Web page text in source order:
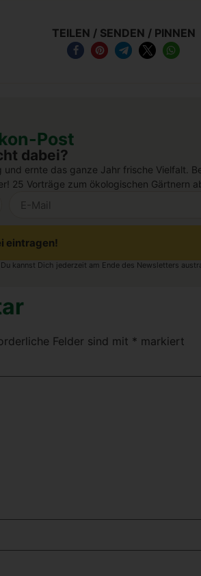
TEILEN / SENDEN / PINNEN
Post
dabei?
und ernte das ganze Jahr frische Vielfalt. B
25 Vorträge zum ökologischen Gärtnern
eintragen!
Du kannst Dich jederzeit am Ende des Newsletters
Felder sind mit * markiert